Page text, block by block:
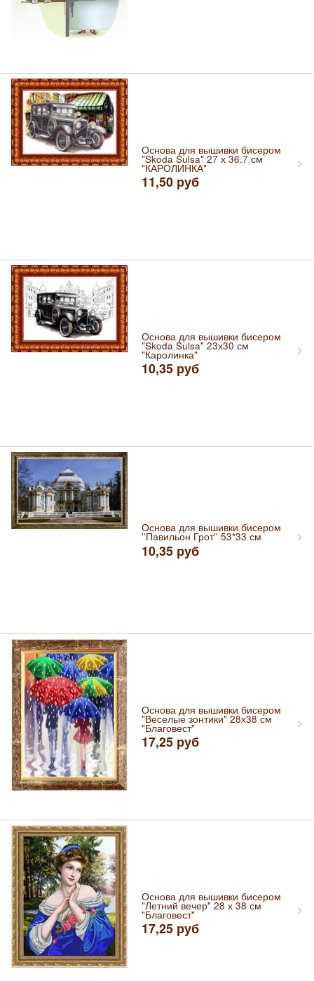
Основа для вышивки бисером
"Skoda Sulsa" 27 х 36.7 см
"КАРОЛИНКА"
11,50 руб
Основа для вышивки бисером
"Skoda Sulsa" 23х30 см
"Каролинка"
10,35 руб
Основа для вышивки бисером
''Павильон Грот'' 53*33 см
10,35 руб
Основа для вышивки бисером
"Веселые зонтики" 28х38 см
"Благовест"
17,25 руб
Основа для вышивки бисером
"Летний вечер" 28 х 38 см
"Благовест"
17,25 руб